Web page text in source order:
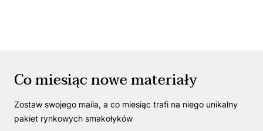
Co miesiąc nowe materiały
Zostaw swojego maila, a co miesiąc trafi na niego unikalny
pakiet rynkowych smakołyków